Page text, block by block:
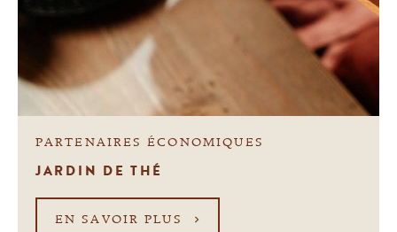
PARTENAIRES ÉCONOMIQUES
JARDIN DE THÉ
EN SAVOIR PLUS